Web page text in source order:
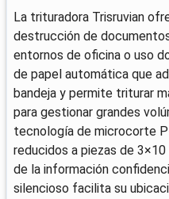
La trituradora Trisruvian
destrucción de
entornos de oficina o uso
de papel automática que
bandeja y permite triturar
para gestionar grandes
tecnología de microcorte
reducidos a piezas de
de la información
silencioso facilita su